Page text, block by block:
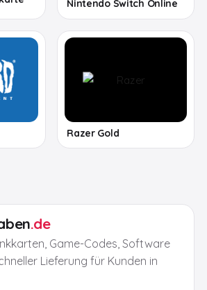
Nintendo Switch Online
Razer Gold
.de
Game-Codes, Software
Lieferung für Kunden in